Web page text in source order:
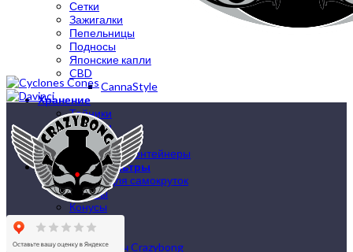
Сетки
Зажигалки
Пепельницы
Подносы
Японские капли
CBD
CannaStyle
Хранение
Тайники
Зиплоки
Click Box
Вакуумные контейнеры
Бумажки и фильтры
Бумага для самокруток
Бланты
Конусы
Handmade
Мерч
Мерч Crazybong